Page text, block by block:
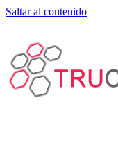
Saltar al contenido